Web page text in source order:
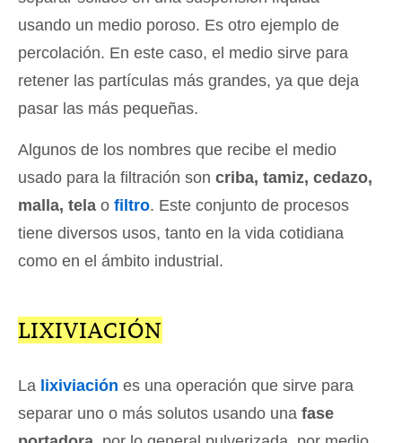
usando un medio poroso. Es otro ejemplo de
percolación. En este caso, el medio sirve para
retener las partículas más grandes, ya que deja
pasar las más pequeñas.
Algunos de los nombres que recibe el medio
usado para la filtración son criba, tamiz, cedazo,
malla, tela o filtro. Este conjunto de procesos
tiene diversos usos, tanto en la vida cotidiana
como en el ámbito industrial.
LIXIVIACIÓN
La lixiviación es una operación que sirve para
separar uno o más solutos usando una fase